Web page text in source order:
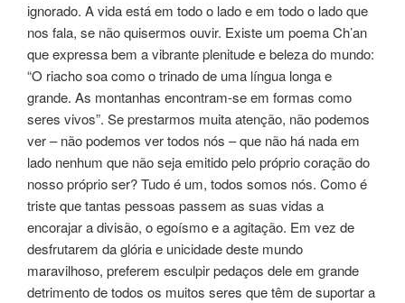
ignorado. A vida está em todo o lado e em todo o lado que
nos fala, se não quisermos ouvir. Existe um poema Ch’an
que expressa bem a vibrante plenitude e beleza do mundo:
“O riacho soa como o trinado de uma língua longa e
grande. As montanhas encontram-se em formas como
seres vivos”. Se prestarmos muita atenção, não podemos
ver – não podemos ver todos nós – que não há nada em
lado nenhum que não seja emitido pelo próprio coração do
nosso próprio ser? Tudo é um, todos somos nós. Como é
triste que tantas pessoas passem as suas vidas a
encorajar a divisão, o egoísmo e a agitação. Em vez de
desfrutarem da glória e unicidade deste mundo
maravilhoso, preferem esculpir pedaços dele em grande
detrimento de todos os muitos seres que têm de suportar a